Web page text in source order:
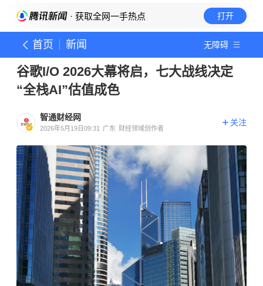
· 获取全网一手热点 打开
首页 新闻 无障碍
谷歌I/O 2026大幕将启，七大战线决定
“全栈AI”估值成色
智通财经网
2026年5月19日09:31 广东 财经领域创作者
关注